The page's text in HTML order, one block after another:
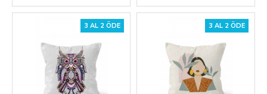
3 AL 2 ÖDE 3 AL 2 ÖDE